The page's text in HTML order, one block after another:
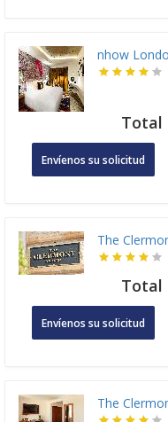
nhow
Total
Envíenos su solicitud
The
Total
Envíenos su solicitud
The